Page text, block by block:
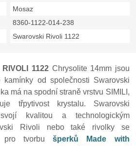
Mosaz
8360-1122-014-238
Swarovski Rivoli 1122
1122 Chrysolite 14mm jsou
kamínky od společnosti Swarovski
má na spodní straně vrstvu SIMILI,
třpytivost krystalu. Swarovski
kvalitou a technologickým
Rivoli nebo také rivolky se
pro tvorbušperků Made with